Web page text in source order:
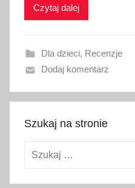
w
n
o
5
k
t
Czytaj dalej
Dla dzieci, Recenzje
Dodaj komentarz
Szukaj na stronie
Szukaj: